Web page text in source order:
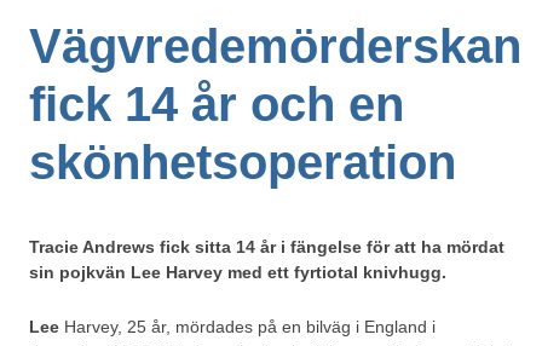
Vägvredemörderskan
fick 14 år och en
skönhetsoperation
Tracie Andrews fick sitta 14 år i fängelse för att ha mördat
sin pojkvän Lee Harvey med ett fyrtiotal knivhugg.
Lee Harvey, 25 år, mördades på en bilväg i England i